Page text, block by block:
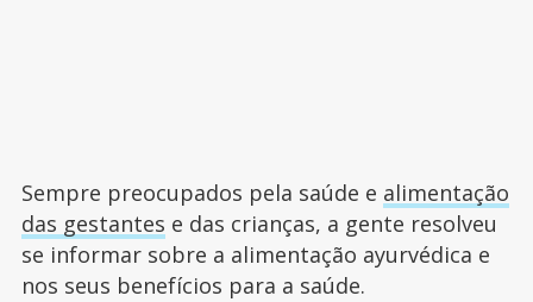
Sempre preocupados pela saúde e alimentação
das gestantes e das crianças, a gente resolveu
se informar sobre a alimentação ayurvédica e
nos seus benefícios para a saúde.